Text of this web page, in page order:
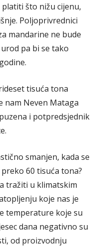
što nižu cijenu,
Poljoprivrednici
mandarine ne bude
pa bi se tako
tisuća tona
nam Neven Mataga
i potpredsjednik
smanjen, kada se
60 tisuća tona?
tražiti u klimatskim
koje nas je
temperature koje su
dana negativno su
od proizvodnju